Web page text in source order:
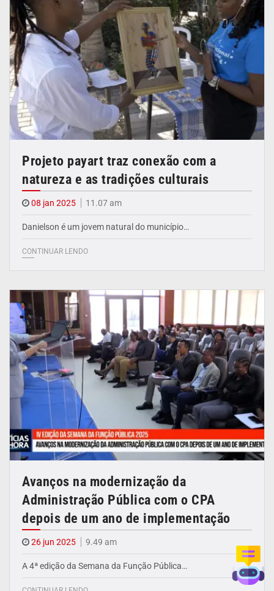
Projeto payart traz conexão com a
natureza e as tradições culturais
08 jan 2025 11.07 am
Danielson é um jovem natural do município…
CONTINUAR LENDO
Avanços na modernização da
Administração Pública com o CPA
depois de um ano de implementação
26 jun 2025 9.49 am
A 4ª edição da Semana da Função Pública…